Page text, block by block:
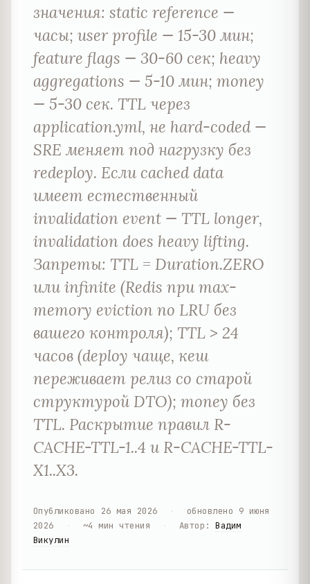
значения: static reference —
часы; user profile — 15-30 мин;
feature flags — 30-60 сек; heavy
aggregations — 5-10 мин; money
— 5-30 сек. TTL через
application.yml, не hard-coded —
SRE меняет под нагрузку без
redeploy. Если cached data
имеет естественный
invalidation event — TTL longer,
invalidation does heavy lifting.
Запреты: TTL = Duration.ZERO
или infinite (Redis при max-
memory eviction по LRU без
вашего контроля); TTL > 24
часов (deploy чаще, кеш
переживает релиз со старой
структурой DTO); money без
TTL. Раскрытие правил R-
CACHE-TTL-1..4 и R-CACHE-TTL-
X1..X3.
Опубликовано 26 мая 2026 обновлено 9 июня
2026
~4 мин чтения Автор :Вадим
Викулин